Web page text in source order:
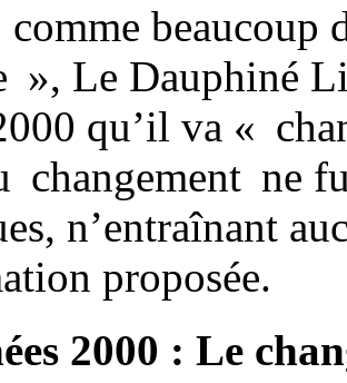
beaucoup
», Le Dauphiné
qu’il va «
changement ne
n’entraînant
proposée.
2000 : Le